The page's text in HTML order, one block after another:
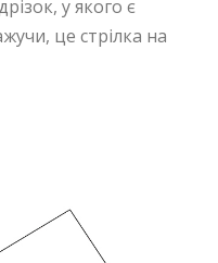
у якого є
це стрілка на